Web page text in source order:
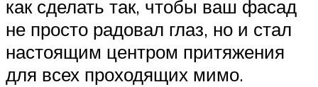
как сделать так, чтобы ваш фасад
не просто радовал глаз, но и стал
настоящим центром притяжения
для всех проходящих мимо.